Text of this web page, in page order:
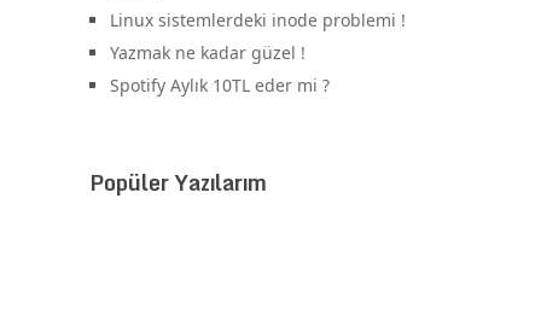
Linux sistemlerdeki inode problemi !
Yazmak ne kadar güzel !
Spotify Aylık 10TL eder mi ?
Popüler Yazılarım